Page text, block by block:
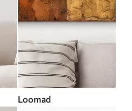
Loomad